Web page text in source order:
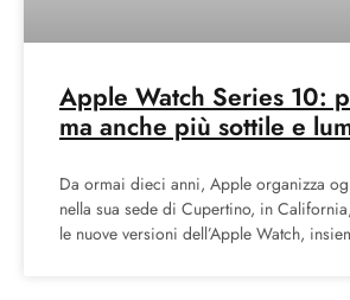
Apple Watch Series 10:
ma anche più sottile e
Da ormai dieci anni, Apple organizza
nella sua sede di Cupertino, in
le nuove versioni dell’Apple Watch,